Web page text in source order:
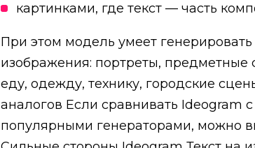
картинками, где текст — часть
При этом модель умеет
изображения: портреты, предметные
еду, одежду, технику, городские
аналогов Если сравнивать Ideogram с
популярными генераторами, можно